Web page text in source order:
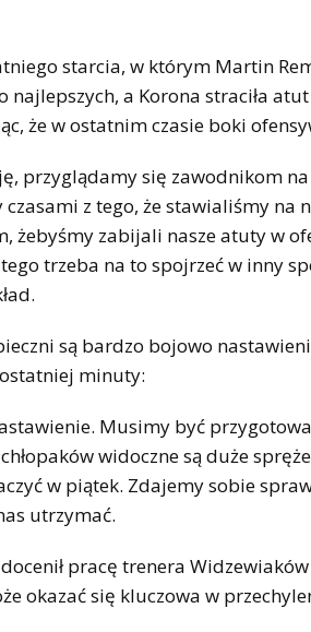
starcia, w którym Martin
najlepszych, a Korona straciła
że w ostatnim czasie boki
przyglądamy się zawodnikom
czasami z tego, że stawialiśmy
żebyśmy zabijali nasze atuty w
trzeba na to spojrzeć w inny
są bardzo bojowo
minuty:
Musimy być
widoczne są duże
w piątek. Zdajemy sobie
utrzymać.
pracę trenera
okazać się kluczowa w